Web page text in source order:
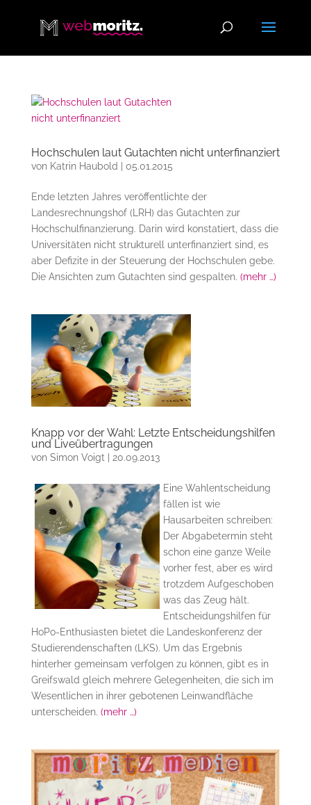
Hochschulen laut Gutachten nicht unterfinanziert
von Katrin Haubold 05.01.2015
Ende letzten Jahres veröffentlichte der
Landesrechnungshof (LRH) das Gutachten zur
Hochschulfinanzierung. Darin wird konstatiert, dass die
Universitäten nicht strukturell unterfinanziert sind, es
aber Defizite in der Steuerung der Hochschulen gebe.
Die Ansichten zum Gutachten sind gespalten. (mehr …)
Knapp vor der Wahl: Letzte Entscheidungshilfen
und Liveübertragungen
von Simon Voigt 20.09.2013
Eine Wahlentscheidung
fällen ist wie
Hausarbeiten schreiben:
Der Abgabetermin steht
schon eine ganze Weile
vorher fest, aber es wird
trotzdem Aufgeschoben
was das Zeug hält.
Entscheidungshilfen für
HoPo-Enthusiasten bietet die Landeskonferenz der
Studierendenschaften (LKS). Um das Ergebnis
hinterher gemeinsam verfolgen zu können, gibt es in
Greifswald gleich mehrere Gelegenheiten, die sich im
Wesentlichen in ihrer gebotenen Leinwandfläche
unterscheiden. (mehr …)